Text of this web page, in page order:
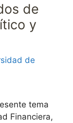
de
y
de
tema
Financiera,